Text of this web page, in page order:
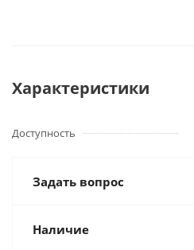
Характеристики
Доступность
Задать вопрос
Наличие